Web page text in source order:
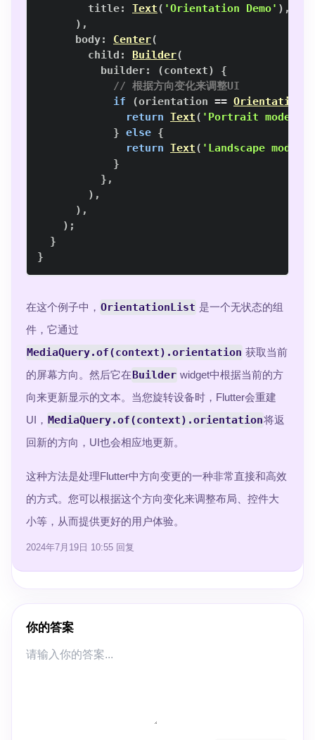
        title
: Text( 'Orientation Demo' ) ,
) ,
      body
: Center(
        child
: Builder(
          builder
: (context)
{
// 根据方向变化来调整UI
if
(orientation == Orientation
return Text( 'Portrait mode'
} else {
return Text( 'Landscape mode'
}
} ,
) ,
) ,
) ;
}
}
在这个例子中， OrientationList 是一个无状态的组
件，它通过
MediaQuery.of(context).orientation 获取当前
的屏幕方向。然后它在Builder widget中根据当前的方
向来更新显示的文本。当您旋转设备时，Flutter会重建
UI， MediaQuery.of(context).orientation将返
回新的方向，UI也会相应地更新。
这种方法是处理Flutter中方向变更的一种非常直接和高效
的方式。您可以根据这个方向变化来调整布局、控件大
小等，从而提供更好的用户体验。
2024年7月19日 10:55 回复
你的答案